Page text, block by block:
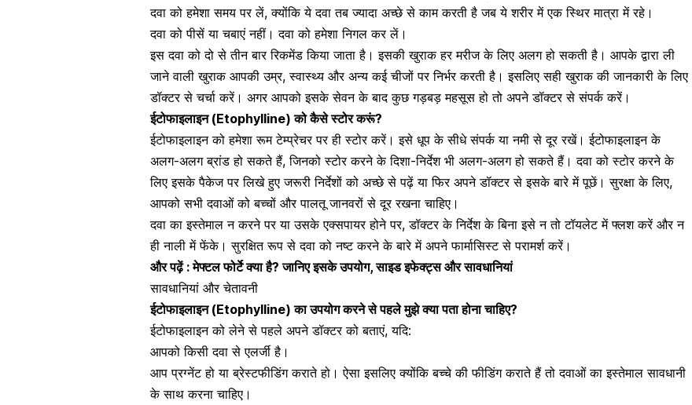
दवा को हमेशा समय पर लें, क्योंकि ये दवा तब ज्यादा अच्छे से काम करती है जब ये शरीर में एक स्थिर मात्रा में रहे।
दवा को पीसें या चबाएं नहीं। दवा को हमेशा निगल कर लें।
इस दवा को दो से तीन बार रिकमेंड किया जाता है। इसकी खुराक हर मरीज के लिए अलग हो सकती है। आपके द्वारा ली
जाने वाली खुराक आपकी उम्र, स्वास्थ्य और अन्य कई चीजों पर निर्भर करती है। इसलिए सही खुराक की जानकारी के लिए
डॉक्टर से चर्चा करें। अगर आपको इसके सेवन के बाद कुछ गड़बड़ महसूस हो तो अपने डॉक्टर से संपर्क करें।
ईटोफाइलाइन (Etophylline) को कैसे स्टोर करूं?
ईटोफाइलाइन को हमेशा रूम टेम्प्रेचर पर ही स्टोर करें। इसे धूप के सीधे संपर्क या नमी से दूर रखें। ईटोफाइलाइन के
अलग-अलग ब्रांड हो सकते हैं, जिनको स्टोर करने के दिशा-निर्देश भी अलग-अलग हो सकते हैं। दवा को स्टोर करने के
लिए इसके पैकेज पर लिखे हुए जरूरी निर्देशों को अच्छे से पढ़ें या फिर अपने डॉक्टर से इसके बारे में पूछें। सुरक्षा के लिए,
आपको सभी दवाओं को बच्चों और पालतू जानवरों से दूर रखना चाहिए।
दवा का इस्तेमाल न करने पर या उसके एक्सपायर होने पर, डॉक्टर के निर्देश के बिना इसे न तो टॉयलेट में फ्लश करें और न
ही नाली में फेंके। सुरक्षित रूप से दवा को नष्ट करने के बारे में अपने फार्मासिस्ट से परामर्श करें।
और पढ़ें :मेफ्टल फोर्टे क्या है? जानिए इसके उपयोग, साइड इफेक्ट्स और सावधानियां
सावधानियां और चेतावनी
ईटोफाइलाइन (Etophylline) का उपयोग करने से पहले मुझे क्या पता होना चाहिए?
ईटोफाइलाइन को लेने से पहले अपने डॉक्टर को बताएं, यदि:
आपको किसी दवा से एलर्जी है।
आप प्रग्नेंट हो याब्रेस्टफीडिंगकराते हो। ऐसा इसलिए क्योंकि बच्चे की फीडिंग कराते हैं तो दवाओं का इस्तेमाल सावधानी
के साथ करना चाहिए।